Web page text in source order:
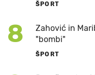
ŠPORT
8
Zahović in
"bombi"
ŠPORT